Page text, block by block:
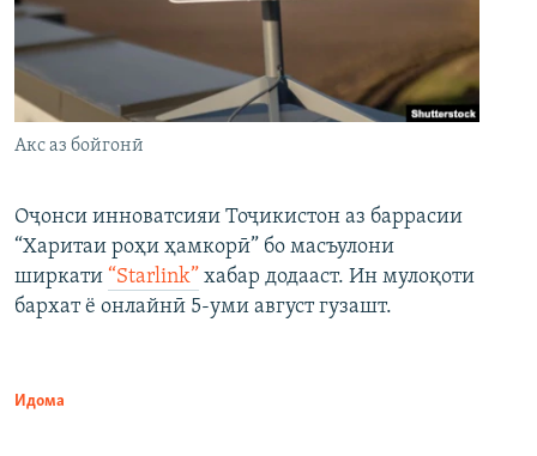
Акс аз бойгонӣ
Оҷонси инноватсияи Тоҷикистон аз баррасии
“Харитаи роҳи ҳамкорӣ” бо масъулони
ширкати “Starlink” хабар додааст. Ин мулоқоти
бархат ё онлайнӣ 5-уми август гузашт.
Идома